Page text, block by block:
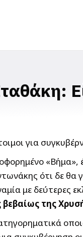
ότι δε θα
με δεύτερες
βεβαίως της